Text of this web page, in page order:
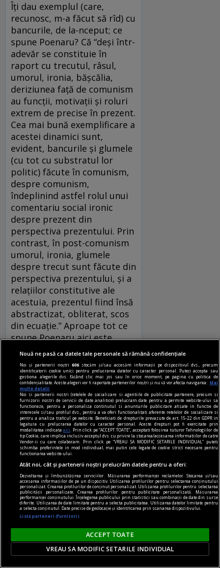
Îţi dau exemplul (care,
recunosc, m-a făcut să rîd) cu
bancurile, de la-nceput; ce
spune Poenaru? Că “deşi într-
adevăr se constituie în
raport cu trecutul, râsul,
umorul, ironia, băşcălia,
deriziunea faţă de comunism
au funcţii, motivaţii şi roluri
extrem de precise în prezent.
Cea mai bună exemplificare a
acestei dinamici sunt,
evident, bancurile şi glumele
(cu tot cu substratul lor
politic) făcute în comunism,
despre comunism,
îndeplinind astfel rolul unui
comentariu social ironic
despre prezent din
perspectiva prezentului. Prin
contrast, în post-comunism
umorul, ironia, glumele
despre trecut sunt făcute din
perspectiva prezentului, şi a
relaţiilor constitutive ale
acestuia, prezentul fiind însă
abstractizat, obliterat, scos
din ecuaţie.” Aproape tot ce
spune Poenaru aici este
banal - “riguros banal”, cum
ar zice H-RP: anume, că nu
poţi rîde decît din
perspectiva prezentului. Că
bancurile sînt întotdeauna la
prezent. Şi că, aşa cum în
comunism se spuneau
bancuri despre prezentul de
atunci, astăzi (“prin
contrast”, chipurile) se spun
bancuri despre trecut tot din
perspectiva prezentului... OK,
întrebarea este cum ai putea
spune bancuri din
perspectiva trecutului?! (Şi,
nu mai puţin: ce trebuie
făcut, tovarăşi, ca să sporim
producţia de bancuri despre
Nouă ne pasă ca datele tale personale să rămână confidențiale
Noi și partenerii noștri606 stocăm și/sau accesăm informații pe dispozitivul dvs., precum
identificatorii cookie unici pentru prelucrarea datelor cu caracter personal. Puteți accepta sau
gestiona alegerile dvs. făcând clic mai jos sau în orice moment, pe pagina cu politica de
confidențialitate. Aceste alegeri vor fi raportate partenerilor noștri și nu vă vor afecta navigarea.
Mai
multe detalii
Noi si partenerii nostri (retelele de socializare si agentiile de publicitate partenere, precum si
furnizorii nostri de servicii de date analitice) prelucram date pentru a permite website-ului sa
functioneze, pentru a personaliza continutul si anunturile publicitare afisate in functie de
interesele si/sau profilul dvs., pentru a va oferi functionalitati aferente retelelor de socializare si
pentru a analiza traficul pe website. Beneficiati de drepturile prevazute de art. 15-22 din GDPR in
legatura cu prelucrarea datelor cu caracter personal. Aceste drepturi pot fi exercitate prin
modalitatea indicataaici
. Prin click pe “ACCEPT TOATE”, acceptati folosirea tuturor Tehnologiilor de
tip Cookie, care implica inclusiv acceptul dvs. cu privire la stocarea/accesarea informatiilor de catre
Vendor-ii cu care colaboram. Prin click pe “VREAU SA MODIFIC SETARILE INDIVIDUAL” puteti
schimba preferintele in mod individual, mai putin cele legate de cookie strict necesare pentru
functionarea website-ului.
Atât noi, cât și partenerii noștri prelucrăm datele pentru a oferi:
Dezvoltarea și îmbunătățirea serviciilor. Măsurarea performanței reclamelor. Stocarea și/sau
accesarea informațiilor de pe un dispozitiv. Utilizarea profilurilor pentru selectarea conținutului
personalizat. Crearea profilurilor de conținut personalizat. Utilizarea profilurilor pentru selectarea
publicității personalizate. Crearea profilurilor pentru publicitate personalizată. Măsurarea
performanței conținutului. Înțelegerea publicului prin statistici sau combinații de date din surse
diferite. Utilizarea de date limitate pentru a selecta publicitatea. Utilizarea datelor limitate pentru
a selecta conținutul. Date precise de geolocație și identificarea prin scanarea dispozitivului.
Listă parteneri (furnizori)
ACCEPT TOATE
VREAU SA MODIFIC SETARILE INDIVIDUAL